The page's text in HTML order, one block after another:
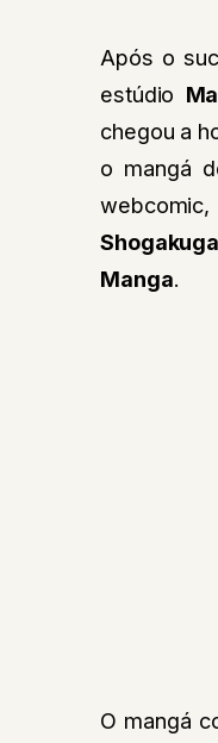
Após o
estúdio
chegou a
o mangá
Manga.
O mangá